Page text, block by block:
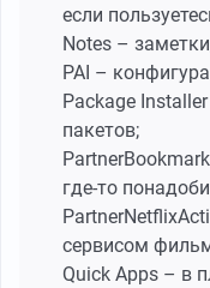
если
Notes –
PAI –
Package
пакетов;
где-то
сервисом
Quick Apps – в